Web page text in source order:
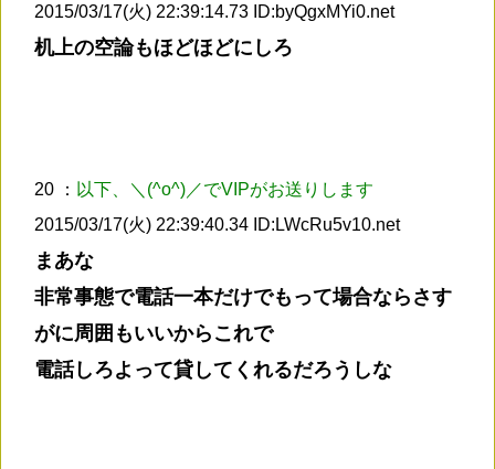
2015/03/17(火) 22:39:14.73 ID:byQgxMYi0.net
机上の空論もほどほどにしろ
20 ： 以下、＼(^o^)／でVIPがお送りします
2015/03/17(火) 22:39:40.34 ID:LWcRu5v10.net
まあな
非常事態で電話一本だけでもって場合ならさす
がに周囲もいいからこれで
電話しろよって貸してくれるだろうしな